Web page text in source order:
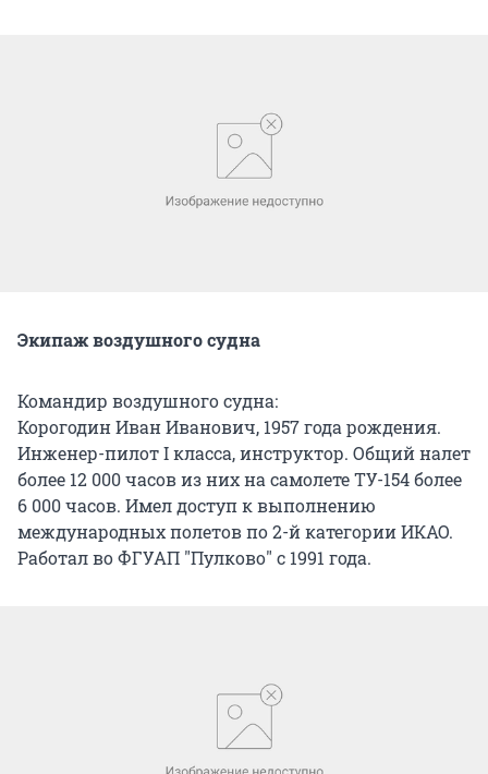
Экипаж воздушного судна
Командир воздушного судна:
Корогодин Иван Иванович, 1957 года рождения.
Инженер-пилот I класса, инструктор. Общий налет
более 12 000 часов из них на самолете ТУ-154 более
6 000 часов. Имел доступ к выполнению
международных полетов по 2-й категории ИКАО.
Работал во ФГУАП "Пулково" с 1991 года.